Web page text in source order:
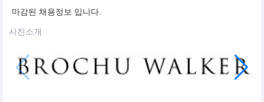
마감된 채용정보 입니다.
사진소개